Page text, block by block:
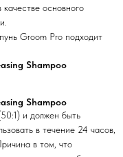
основного
Groom Pro подходит
Shampoo
Shampoo
и должен быть
в течение 24 часов,
в том, что